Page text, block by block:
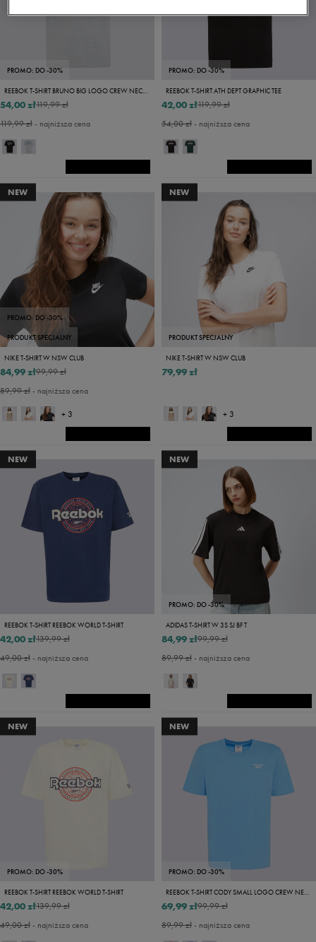
PROMO: DO -30%
REEBOK T-SHIRT BRUNO BIG LOGO CREW NECK SS TEE
119,99 zł
54,00 zł
119,99 zł- najniższa cena
PROMO: DO -30%
REEBOK T-SHIRT ATH DEPT GRAPHIC TEE
119,99 zł
42,00 zł
54,00 zł- najniższa cena
NEW
PROMO: DO -30%
PRODUKT SPECJALNY
NIKE T-SHIRT W NSW CLUB
99,99 zł
84,99 zł
89,99 zł- najniższa cena
+ 3
NEW
PRODUKT SPECJALNY
NIKE T-SHIRT W NSW CLUB
79,99 zł
+ 3
NEW
REEBOK T-SHIRT REEBOK WORLD T-SHIRT
139,99 zł
42,00 zł
49,00 zł- najniższa cena
NEW
PROMO: DO -30%
ADIDAS T-SHIRT W 3S SJ BF T
99,99 zł
84,99 zł
89,99 zł- najniższa cena
NEW
PROMO: DO -30%
REEBOK T-SHIRT REEBOK WORLD T-SHIRT
139,99 zł
42,00 zł
49,00 zł- najniższa cena
NEW
PROMO: DO -30%
REEBOK T-SHIRT CODY SMALL LOGO CREW NECK SS TEE
99,99 zł
69,99 zł
89,99 zł- najniższa cena